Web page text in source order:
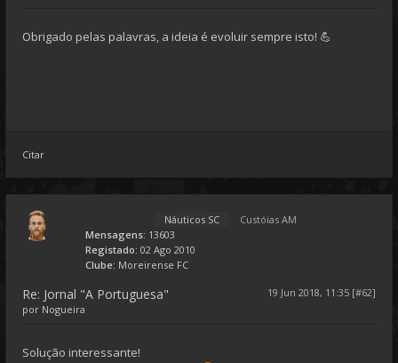
Obrigado pelas palavras, a ideia é evoluir sempre isto! 💪
Citar
Náuticos SC
Custóias AM
Mensagens: 13603
Registado: 02 Ago 2010
Clube: Moreirense FC
Re: Jornal "A Portuguesa"
19 Jun 2018, 11:35 [#62]
por Nogueira
Solução interessante!